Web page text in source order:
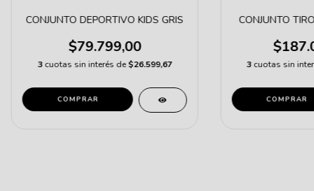
CONJUNTO DEPORTIVO KIDS GRIS
$79.799,00
3 cuotas sin interés de$26.599,67
COMPRAR
CONJUNTO
3cuotas sin
COMPRAR